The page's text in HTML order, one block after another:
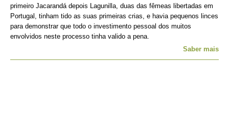
primeiro Jacarandá depois Lagunilla, duas das fêmeas libertadas em
Portugal, tinham tido as suas primeiras crias, e havia pequenos linces
para demonstrar que todo o investimento pessoal dos muitos
envolvidos neste processo tinha valido a pena.
Saber mais